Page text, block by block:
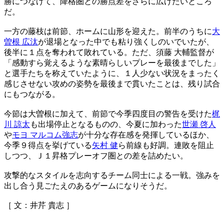
だ。
一方の藤枝は前節、ホームに山形を迎えた。前半のうちに大
曽根 広汰が退場となった中でも粘り強くしのいでいたが、
後半に１点を奪われて敗れている。ただ、須藤 大輔監督が
「感動すら覚えるような素晴らしいプレーを最後までした」
と選手たちを称えていたように、１人少ない状況をまったく
感じさせない攻めの姿勢を最後まで貫いたことは、残り試合
にもつながる。
今節は大曽根に加えて、前節で今季四度目の警告を受けた梶
川 諒太 も出場停止となるものの、今夏に加わった世瀬 啓人
やモヨ マルコム強志が十分な存在感を発揮しているほか、
今季９得点を挙げている矢村 健ら前線も好調。連敗を阻止
しつつ、Ｊ１昇格プレーオフ圏との差を詰めたい。
攻撃的なスタイルを志向するチーム同士による一戦。強みを
出し合う見ごたえのあるゲームになりそうだ。
［ 文：井芹 貴志 ］